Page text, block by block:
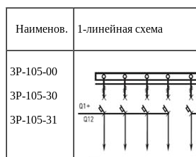
Наименов. 1-линейная схема
3Р-105-00
3Р-105-30
3Р-105-31